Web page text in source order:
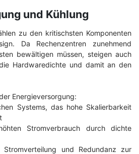
und Kühlung
zu den kritischsten Komponenten
Da Rechenzentren zunehmend
bewältigen müssen, steigen auch
Hardwaredichte und damit an den
Energieversorgung:
Systems, das hohe Skalierbarkeit
Stromverbrauch durch dichte
Stromverteilung und Redundanz zur